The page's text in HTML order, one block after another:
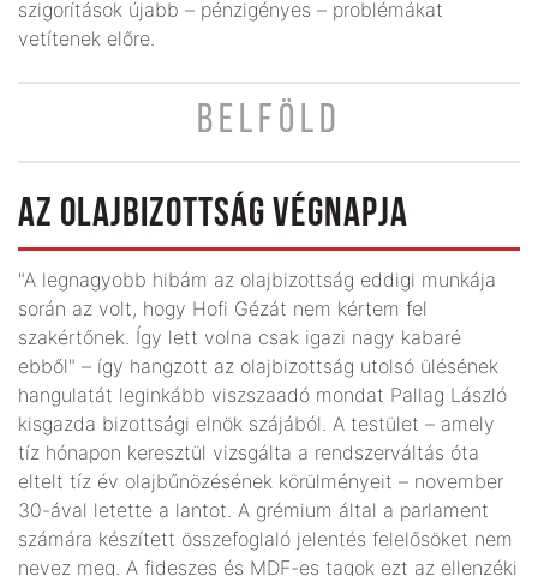
szigorítások újabb – pénzigényes – problémákat
vetítenek előre.
BELFÖLD
AZ OLAJBIZOTTSÁG VÉGNAPJA
"A legnagyobb hibám az olajbizottság eddigi munkája
során az volt, hogy Hofi Gézát nem kértem fel
szakértőnek. Így lett volna csak igazi nagy kabaré
ebből" – így hangzott az olajbizottság utolsó ülésének
hangulatát leginkább viszszaadó mondat Pallag László
kisgazda bizottsági elnök szájából. A testület – amely
tíz hónapon keresztül vizsgálta a rendszerváltás óta
eltelt tíz év olajbűnözésének körülményeit – november
30-ával letette a lantot. A grémium által a parlament
számára készített összefoglaló jelentés felelősöket nem
nevez meg. A fideszes és MDF-es tagok ezt az ellenzéki